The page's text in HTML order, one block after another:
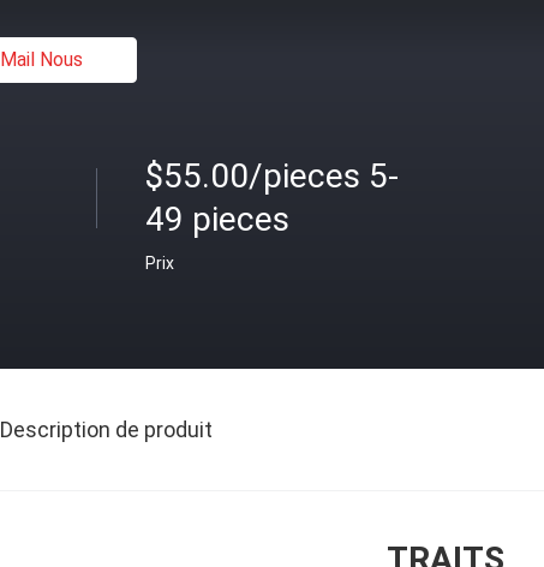
Mail Nous
$55.00/pieces 5-
49 pieces
Prix
Description de produit